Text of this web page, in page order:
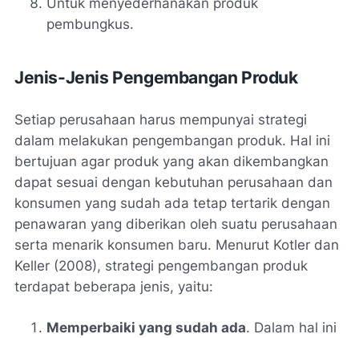
Untuk menyederhanakan produk
pembungkus.
Jenis-Jenis Pengembangan Produk
Setiap perusahaan harus mempunyai strategi
dalam melakukan pengembangan produk. Hal ini
bertujuan agar produk yang akan dikembangkan
dapat sesuai dengan kebutuhan perusahaan dan
konsumen yang sudah ada tetap tertarik dengan
penawaran yang diberikan oleh suatu perusahaan
serta menarik konsumen baru. Menurut Kotler dan
Keller (2008), strategi pengembangan produk
terdapat beberapa jenis, yaitu:
Memperbaiki yang sudah ada. Dalam hal ini